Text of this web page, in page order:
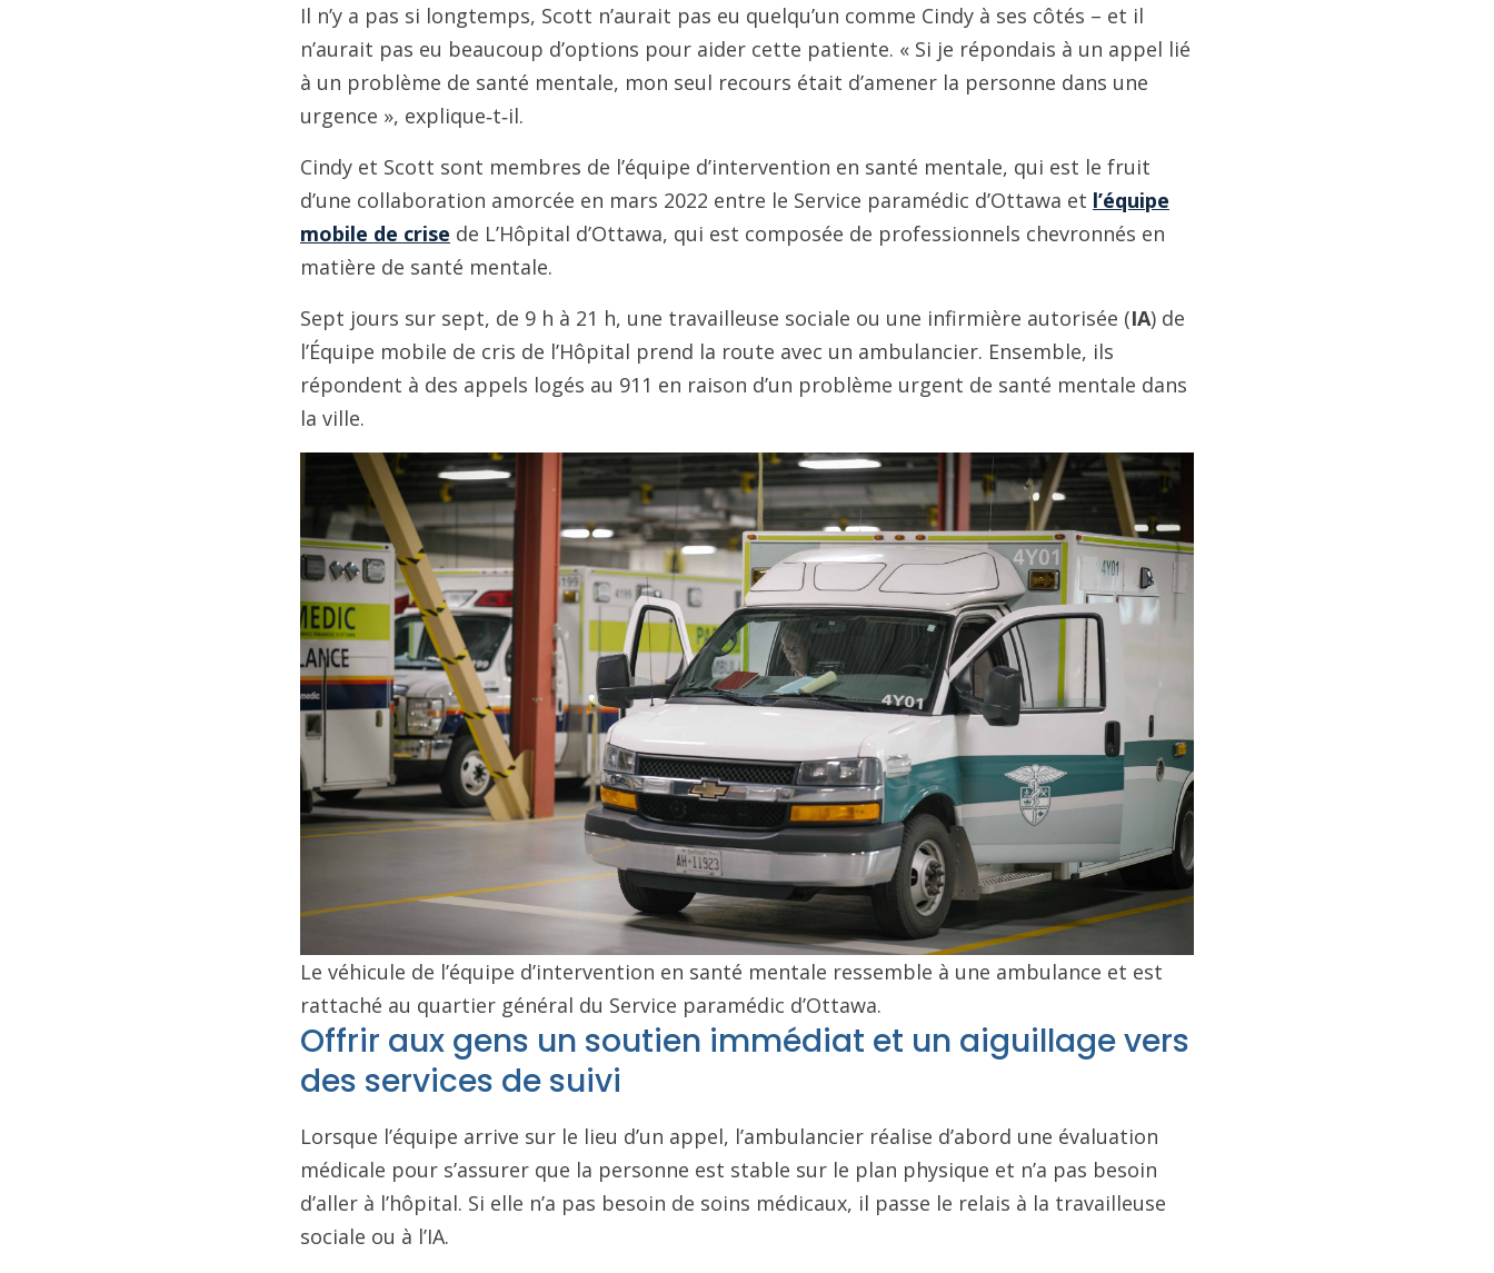
Il n’y a pas si longtemps, Scott n’aurait pas eu quelqu’un comme Cindy à ses côtés – et il
n’aurait pas eu beaucoup d’options pour aider cette patiente. « Si je répondais à un appel lié
à un problème de santé mentale, mon seul recours était d’amener la personne dans une
urgence », explique‑t‑il.
Cindy et Scott sont membres de l’équipe d’intervention en santé mentale, qui est le fruit
d’une collaboration amorcée en mars 2022 entre le Service paramédic d’Ottawa et l’équipe
mobile de crise de L’Hôpital d’Ottawa, qui est composée de professionnels chevronnés en
matière de santé mentale.
Sept jours sur sept, de 9 h à 21 h, une travailleuse sociale ou une infirmière autorisée (IA) de
l’Équipe mobile de cris de l’Hôpital prend la route avec un ambulancier. Ensemble, ils
répondent à des appels logés au 911 en raison d’un problème urgent de santé mentale dans
la ville.
Le véhicule de l’équipe d’intervention en santé mentale ressemble à une ambulance et est
rattaché au quartier général du Service paramédic d’Ottawa.
Offrir aux gens un soutien immédiat et un aiguillage vers
des services de suivi
Lorsque l’équipe arrive sur le lieu d’un appel, l’ambulancier réalise d’abord une évaluation
médicale pour s’assurer que la personne est stable sur le plan physique et n’a pas besoin
d’aller à l’hôpital. Si elle n’a pas besoin de soins médicaux, il passe le relais à la travailleuse
sociale ou à l’IA.